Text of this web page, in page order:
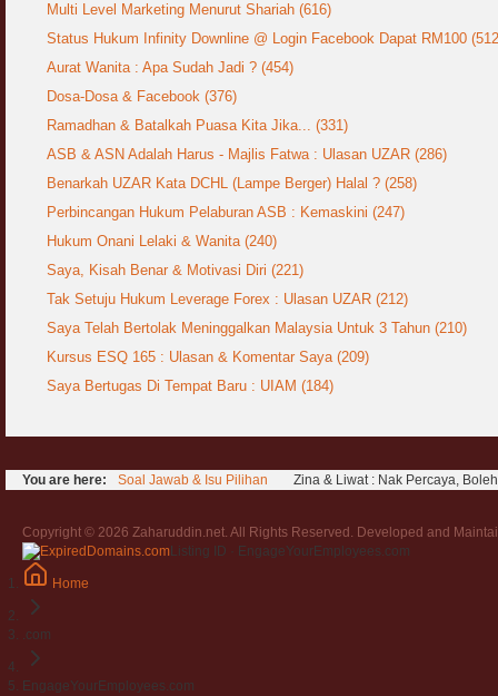
Multi Level Marketing Menurut Shariah (616)
Status Hukum Infinity Downline @ Login Facebook Dapat RM100
Aurat Wanita : Apa Sudah Jadi ? (454)
Dosa-Dosa & Facebook (376)
Ramadhan & Batalkah Puasa Kita Jika... (331)
ASB & ASN Adalah Harus - Majlis Fatwa : Ulasan UZAR (286)
Benarkah UZAR Kata DCHL (Lampe Berger) Halal ? (258)
Perbincangan Hukum Pelaburan ASB : Kemaskini (247)
Hukum Onani Lelaki & Wanita (240)
Saya, Kisah Benar & Motivasi Diri (221)
Tak Setuju Hukum Leverage Forex : Ulasan UZAR (212)
Saya Telah Bertolak Meninggalkan Malaysia Untuk 3 Tahun (210)
Kursus ESQ 165 : Ulasan & Komentar Saya (209)
Saya Bertugas Di Tempat Baru : UIAM (184)
You are here: Soal Jawab & Isu Pilihan Zina & Liwat : Nak Percaya,
Copyright © 2026 Zaharuddin.net. All Rights Reserved. Developed and
Listing ID · EngageYourEmployees.com
Home
.com
EngageYourEmployees.com